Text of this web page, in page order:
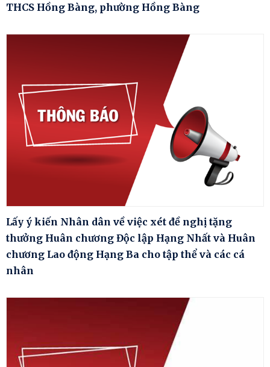
THCS Hồng Bàng, phường Hồng Bàng
Lấy ý kiến Nhân dân về việc xét đề nghị tặng
thưởng Huân chương Độc lập Hạng Nhất và Huân
chương Lao động Hạng Ba cho tập thể và các cá
nhân